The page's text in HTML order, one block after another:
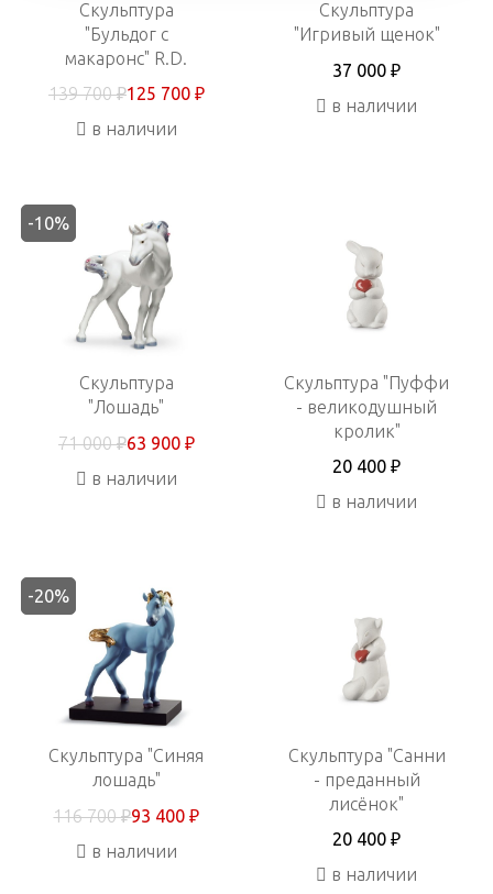
Скульптура
"Бульдог с
макаронс" R.D.
139 700 ₽125 700 ₽
в наличии
Скульптура
"Игривый щенок"
37 000 ₽
в наличии
-10%
Скульптура
"Лошадь"
71 000 ₽63 900 ₽
в наличии
Скульптура "Пуффи
- великодушный
кролик"
20 400 ₽
в наличии
-20%
Скульптура "Синяя
лошадь"
116 700 ₽93 400 ₽
в наличии
Скульптура "Санни
- преданный
лисёнок"
20 400 ₽
в наличии